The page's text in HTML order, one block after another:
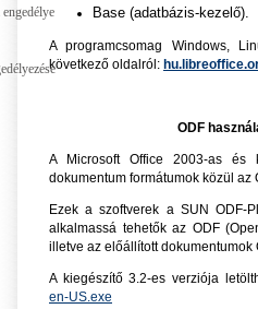
Base (adatbázis-kezelő).
A programcsomag Windows,
következő oldalról:
ODF
A Microsoft Office 2003-as és
dokumentum formátumok közül az
Ezek a szoftverek a SUN ODF-
alkalmassá tehetők az ODF
illetve az előállított
A kiegészítő 3.2-es verziója
en-US.exe